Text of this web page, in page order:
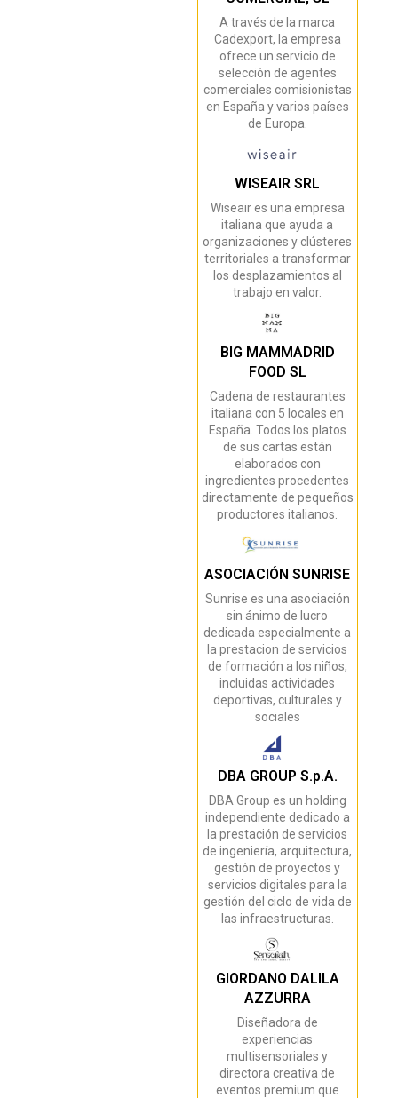
A través de la marca
Cadexport, la empresa
ofrece un servicio de
selección de agentes
comerciales comisionistas
en España y varios países
de Europa.
WISEAIR SRL
Wiseair es una empresa
italiana que ayuda a
organizaciones y clústeres
territoriales a transformar
los desplazamientos al
trabajo en valor.
BIG MAMMADRID
FOOD SL
Cadena de restaurantes
italiana con 5 locales en
España. Todos los platos
de sus cartas están
elaborados con
ingredientes procedentes
directamente de pequeños
productores italianos.
ASOCIACIÓN SUNRISE
Sunrise es una asociación
sin ánimo de lucro
dedicada especialmente a
la prestacion de servicios
de formación a los niños,
incluidas actividades
deportivas, culturales y
sociales
DBA GROUP S.p.A.
DBA Group es un holding
independiente dedicado a
la prestación de servicios
de ingeniería, arquitectura,
gestión de proyectos y
servicios digitales para la
gestión del ciclo de vida de
las infraestructuras.
GIORDANO DALILA
AZZURRA
Diseñadora de
experiencias
multisensoriales y
directora creativa de
eventos premium que